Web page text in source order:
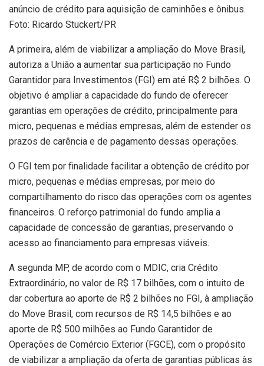
anúncio de crédito para aquisição de caminhões e ônibus.
Foto: Ricardo Stuckert/PR
A primeira, além de viabilizar a ampliação do Move Brasil,
autoriza a União a aumentar sua participação no Fundo
Garantidor para Investimentos (FGI) em até R$ 2 bilhões. O
objetivo é ampliar a capacidade do fundo de oferecer
garantias em operações de crédito, principalmente para
micro, pequenas e médias empresas, além de estender os
prazos de carência e de pagamento dessas operações.
O FGI tem por finalidade facilitar a obtenção de crédito por
micro, pequenas e médias empresas, por meio do
compartilhamento do risco das operações com os agentes
financeiros. O reforço patrimonial do fundo amplia a
capacidade de concessão de garantias, preservando o
acesso ao financiamento para empresas viáveis.
A segunda MP, de acordo com o MDIC, cria Crédito
Extraordinário, no valor de R$ 17 bilhões, com o intuito de
dar cobertura ao aporte de R$ 2 bilhões no FGI, à ampliação
do Move Brasil, com recursos de R$ 14,5 bilhões e ao
aporte de R$ 500 milhões ao Fundo Garantidor de
Operações de Comércio Exterior (FGCE), com o propósito
de viabilizar a ampliação da oferta de garantias públicas às